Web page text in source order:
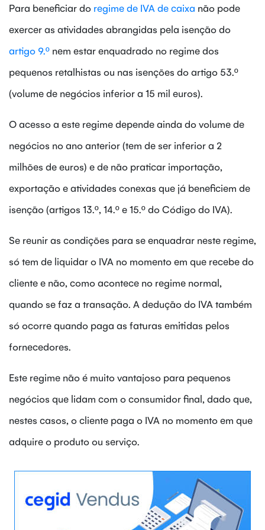
Para beneficiar do regime de IVA de caixa não pode
exercer as atividades abrangidas pela isenção do
artigo 9.º nem estar enquadrado no regime dos
pequenos retalhistas ou nas isenções do artigo 53.º
(volume de negócios inferior a 15 mil euros).
O acesso a este regime depende ainda do volume de
negócios no ano anterior (tem de ser inferior a 2
milhões de euros) e de não praticar importação,
exportação e atividades conexas que já beneficiem de
isenção (artigos 13.º, 14.º e 15.º do Código do IVA).
Se reunir as condições para se enquadrar neste regime,
só tem de liquidar o IVA no momento em que recebe do
cliente e não, como acontece no regime normal,
quando se faz a transação. A dedução do IVA também
só ocorre quando paga as faturas emitidas pelos
fornecedores.
Este regime não é muito vantajoso para pequenos
negócios que lidam com o consumidor final, dado que,
nestes casos, o cliente paga o IVA no momento em que
adquire o produto ou serviço.